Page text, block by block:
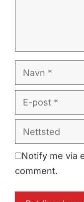
Navn
E-
post
Nettsted
Notify me via
comment.